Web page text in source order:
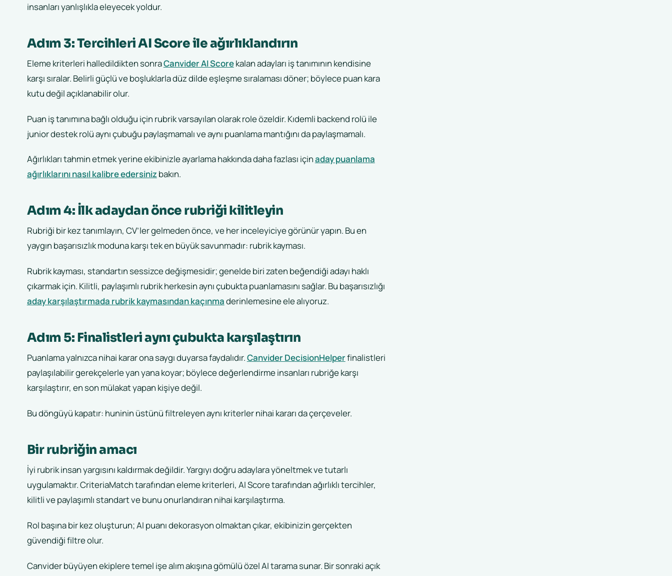
insanları yanlışlıkla eleyecek yoldur.
Adım 3: Tercihleri AI Score ile ağırlıklandırın
Eleme kriterleri halledildikten sonraCanvider AI Scorekalan adayları iş tanımının kendisine
karşı sıralar. Belirli güçlü ve boşluklarla düz dilde eşleşme sıralaması döner; böylece puan kara
kutu değil açıklanabilir olur.
Puan iş tanımına bağlı olduğu için rubrik varsayılan olarak role özeldir. Kıdemli backend rolü ile
junior destek rolü aynı çubuğu paylaşmamalı ve aynı puanlama mantığını da paylaşmamalı.
Ağırlıkları tahmin etmek yerine ekibinizle ayarlama hakkında daha fazlası içinaday puanlama
ağırlıklarını nasıl kalibre edersinizbakın.
Adım 4: İlk adaydan önce rubriği kilitleyin
Rubriği bir kez tanımlayın, CV’ler gelmeden önce, ve her inceleyiciye görünür yapın. Bu en
yaygın başarısızlık moduna karşı tek en büyük savunmadır: rubrik kayması.
Rubrik kayması, standartın sessizce değişmesidir; genelde biri zaten beğendiği adayı haklı
çıkarmak için. Kilitli, paylaşımlı rubrik herkesin aynı çubukta puanlamasını sağlar. Bu başarısızlığı
aday karşılaştırmada rubrik kaymasından kaçınmaderinlemesine ele alıyoruz.
Adım 5: Finalistleri aynı çubukta karşılaştırın
Puanlama yalnızca nihai karar ona saygı duyarsa faydalıdır.Canvider DecisionHelperfinalistleri
paylaşılabilir gerekçelerle yan yana koyar; böylece değerlendirme insanları rubriğe karşı
karşılaştırır, en son mülakat yapan kişiye değil.
Bu döngüyü kapatır: huninin üstünü filtreleyen aynı kriterler nihai kararı da çerçeveler.
Bir rubriğin amacı
İyi rubrik insan yargısını kaldırmak değildir. Yargıyı doğru adaylara yöneltmek ve tutarlı
uygulamaktır. CriteriaMatch tarafından eleme kriterleri, AI Score tarafından ağırlıklı tercihler,
kilitli ve paylaşımlı standart ve bunu onurlandıran nihai karşılaştırma.
Rol başına bir kez oluşturun; AI puanı dekorasyon olmaktan çıkar, ekibinizin gerçekten
güvendiği filtre olur.
Canvider büyüyen ekiplere temel işe alım akışına gömülü özel AI tarama sunar. Bir sonraki açık